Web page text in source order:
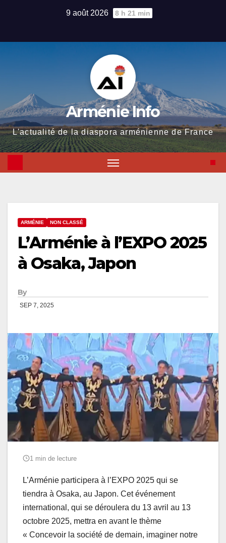
9 août 2026 8 h 21 min
Arménie Info
L'actualité de la diaspora arménienne de France
ARMÉNIE NON CLASSÉ
L’Arménie à l’EXPO 2025
à Osaka, Japon
By
SEP 7, 2025
1 min de lecture
L’Arménie participera à l’EXPO 2025 qui se
tiendra à Osaka, au Japon. Cet événement
international, qui se déroulera du 13 avril au 13
octobre 2025, mettra en avant le thème
« Concevoir la société de demain, imaginer notre